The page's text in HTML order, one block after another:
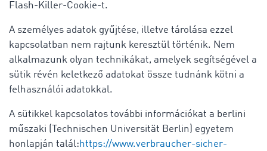
Flash-Killer-Cookie-t.
A személyes adatok gyűjtése, illetve tárolása ezzel
kapcsolatban nem rajtunk keresztül történik. Nem
alkalmazunk olyan technikákat, amelyek segítségével a
sütik révén keletkező adatokat össze tudnánk kötni a
felhasználói adatokkal.
A sütikkel kapcsolatos további információkat a berlini
műszaki (Technischen Universität Berlin) egyetem
honlapján talál:https://www.verbraucher-sicher-